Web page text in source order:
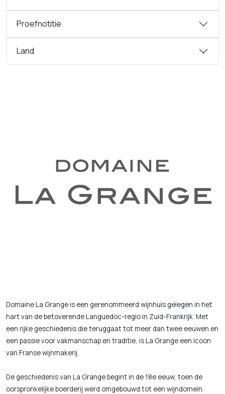
Proefnotitie
Land
Domaine La Grange is een gerenommeerd wijnhuis gelegen in het
hart van de betoverende Languedoc-regio in Zuid-Frankrijk. Met
een rijke geschiedenis die teruggaat tot meer dan twee eeuwen en
een passie voor vakmanschap en traditie, is La Grange een icoon
van Franse wijnmakerij.
De geschiedenis van La Grange begint in de 18e eeuw, toen de
oorspronkelijke boerderij werd omgebouwd tot een wijndomein.